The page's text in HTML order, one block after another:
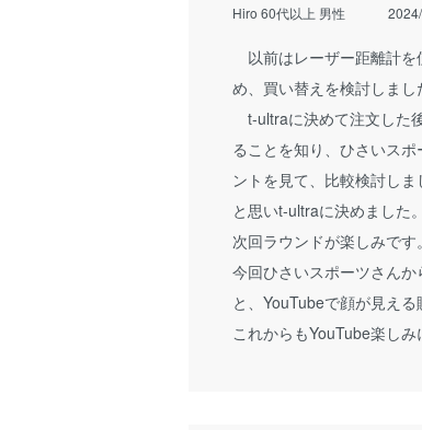
Hiro 60代以上 男性
以前はレーザー距離計を
め、買い替えを検討しまし
t-ultraに決めて注文した
ることを知り、ひさいス
ントを見て、比較検討し
と思いt-ultraに決めました。
次回ラウンドが楽しみです。
今回ひさいスポーツさん
と、YouTubeで顔が見える
これからもYouTube楽しみ